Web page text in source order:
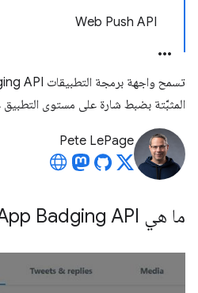
Web Push API
المثبَّتة بضبط شارة على مستوى التطبيق
Pete LePage
ما هي App Badging API؟